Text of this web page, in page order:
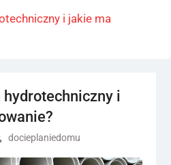
i jakie ma
i
docieplaniedomu